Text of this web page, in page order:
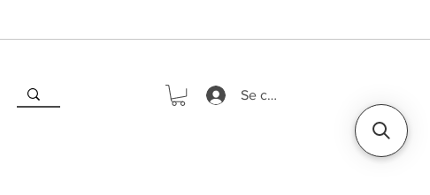
Se connecter